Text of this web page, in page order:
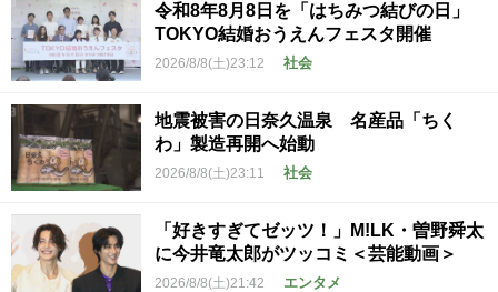
令和8年8月8日を「はちみつ結びの日」
TOKYO結婚おうえんフェスタ開催
2026/8/8(土)23:12 社会
地震被害の日奈久温泉 名産品「ちく
わ」製造再開へ始動
2026/8/8(土)23:11 社会
「好きすぎてゼッツ！」M!LK・曽野舜太
に今井竜太郎がツッコミ＜芸能動画＞
2026/8/8(土)21:42 エンタメ